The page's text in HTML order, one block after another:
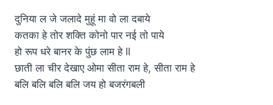
दुनिया ल जे जलादे मुहूं मा वो ला दबाये
कतका हे तोर शक्ति कोनो पार नई तो पाये
हो रूप धरे बानर के पुंछ लाम हे ll
छाती ला चीर देखाए ओमा सीता राम हे, सीता राम हे
बलि बलि बलि बलि जय हो बजरंगबली